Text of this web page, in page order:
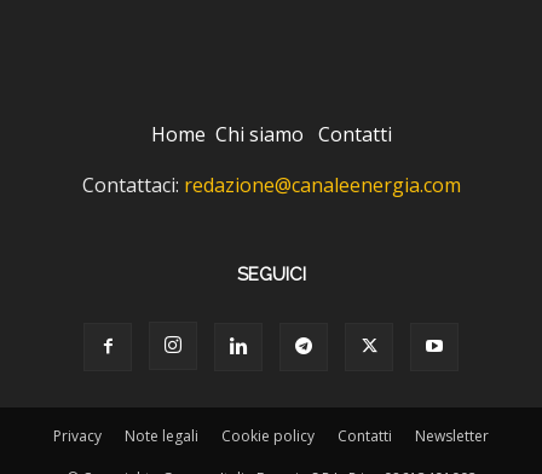
Home Chi siamo Contatti
Contattaci: redazione@canaleenergia.com
SEGUICI
Privacy Note legali Cookie policy Contatti Newsletter